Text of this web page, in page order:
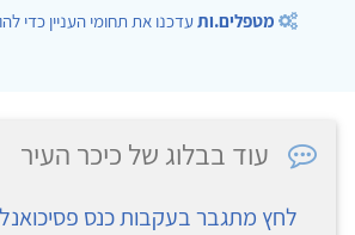
מטפלים.ותעדכנו את תחומי העניין כדי
עוד בבלוג של כיכר העיר
לחץ מתגבר בעקבות כנס